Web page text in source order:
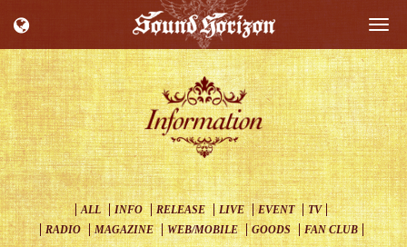
ALL INFO RELEASE LIVE EVENT
TV
RADIO
MAGAZINE WEB/MOBILE GOODS FAN CLUB